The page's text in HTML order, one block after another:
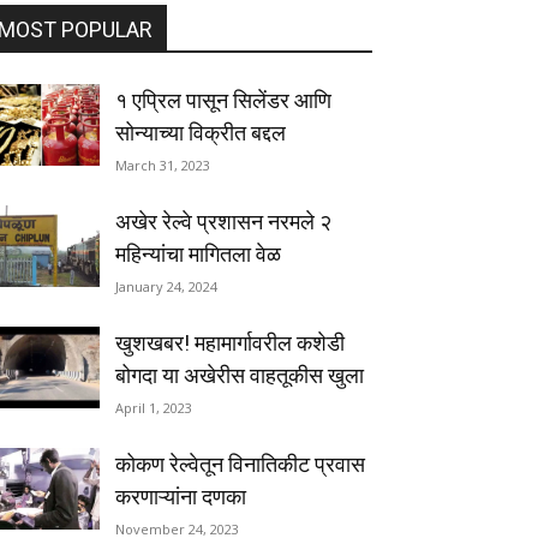
POPULAR
१ एप्रिल पासून सिलेंडर आणि
सोन्याच्या विक्रीत बद्दल
March 31, 2023
अखेर रेल्वे प्रशासन नरमले २
महिन्यांचा मागितला वेळ
January 24, 2024
खुशखबर! महामार्गावरील कशेडी
बोगदा या अखेरीस वाहतूकीस खुला
April 1, 2023
कोकण रेल्वेतून विनातिकीट प्रवास
करणाऱ्यांना दणका
November 24, 2023